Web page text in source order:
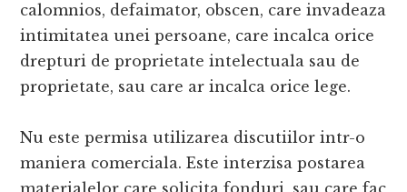
calomnios, defaimator, obscen, care invadeaza
intimitatea unei persoane, care incalca orice
drepturi de proprietate intelectuala sau de
proprietate, sau care ar incalca orice lege.
Nu este permisa utilizarea discutiilor intr-o
maniera comerciala. Este interzisa postarea
materialelor care solicita fonduri, sau care fac